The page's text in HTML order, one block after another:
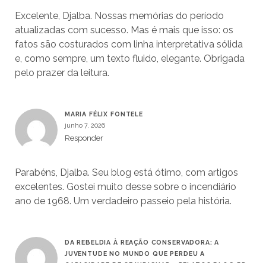
Excelente, Djalba. Nossas memórias do período
atualizadas com sucesso. Mas é mais que isso: os
fatos são costurados com linha interpretativa sólida
e, como sempre, um texto fluido, elegante. Obrigada
pelo prazer da leitura.
MARIA FÉLIX FONTELE
junho 7, 2026
Responder
Parabéns, Djalba. Seu blog está ótimo, com artigos
excelentes. Gostei muito desse sobre o incendiário
ano de 1968. Um verdadeiro passeio pela história.
DA REBELDIA À REAÇÃO CONSERVADORA: A
JUVENTUDE NO MUNDO QUE PERDEU A